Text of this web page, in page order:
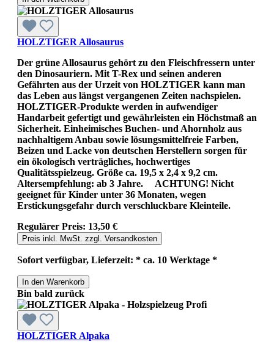
HOLZTIGER Allosaurus
Der grüne Allosaurus gehört zu den Fleischfressern unter
den Dinosauriern. Mit T-Rex und seinen anderen
Gefährten aus der Urzeit von HOLZTIGER kann man
das Leben aus längst vergangenen Zeiten nachspielen.
HOLZTIGER-Produkte werden in aufwendiger
Handarbeit gefertigt und gewährleisten ein Höchstmaß an
Sicherheit. Einheimisches Buchen- und Ahornholz aus
nachhaltigem Anbau sowie lösungsmittelfreie Farben,
Beizen und Lacke von deutschen Herstellern sorgen für
ein ökologisch verträgliches, hochwertiges
Qualitätsspielzeug. Größe ca. 19,5 x 2,4 x 9,2 cm.
Altersempfehlung: ab 3 Jahre. ACHTUNG! Nicht
geeignet für Kinder unter 36 Monaten, wegen
Erstickungsgefahr durch verschluckbare Kleinteile.
Regulärer Preis: 13,50 €
Preis inkl. MwSt. zzgl. Versandkosten
Sofort verfügbar, Lieferzeit: * ca. 10 Werktage *
In den Warenkorb
Bin bald zurück
HOLZTIGER Alpaka